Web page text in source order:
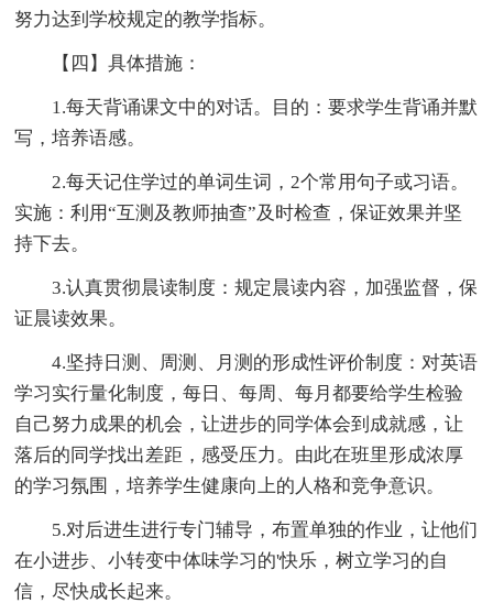
努力达到学校规定的教学指标。
【四】具体措施：
1.每天背诵课文中的对话。目的：要求学生背诵并默
写，培养语感。
2.每天记住学过的单词生词，2个常用句子或习语。
实施：利用“互测及教师抽查”及时检查，保证效果并坚
持下去。
3.认真贯彻晨读制度：规定晨读内容，加强监督，保
证晨读效果。
4.坚持日测、周测、月测的形成性评价制度：对英语
学习实行量化制度，每日、每周、每月都要给学生检验
自己努力成果的机会，让进步的同学体会到成就感，让
落后的同学找出差距，感受压力。由此在班里形成浓厚
的学习氛围，培养学生健康向上的人格和竞争意识。
5.对后进生进行专门辅导，布置单独的作业，让他们
在小进步、小转变中体味学习的'快乐，树立学习的自
信，尽快成长起来。